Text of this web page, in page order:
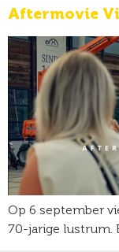
Aftermovie
Op 6 september
70-jarige lustrum.